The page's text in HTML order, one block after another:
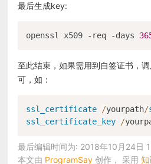
最后生成key:
openssl x509 -req -days
至此结束，如果需用到自签证书，
可，如：
ssl_certificate /yourpath/
ssl_certificate_key /
最后编辑时间为: 2018年10月24日
本文由 ProgramSay 创作， 采用